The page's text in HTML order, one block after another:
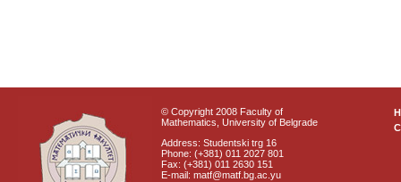
© Copyright 2008 Faculty of
Mathematics, University of Belgrade
Address: Studentski trg 16
Phone: (+381) 011 2027 801
Fax: (+381) 011 2630 151
E-mail: matf@matf.bg.ac.yu